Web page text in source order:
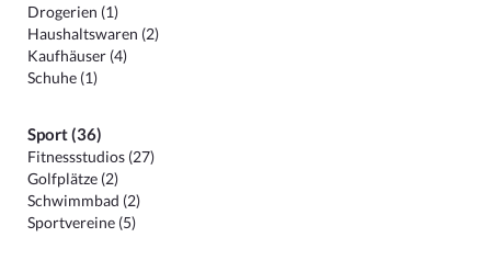
Drogerien (1)
Haushaltswaren (2)
Kaufhäuser (4)
Schuhe (1)
Sport (36)
Fitnessstudios (27)
Golfplätze (2)
Schwimmbad (2)
Sportvereine (5)